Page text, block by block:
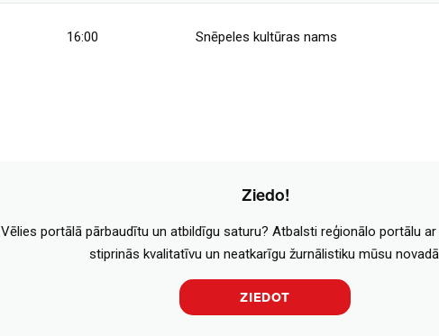
16:00 Snēpeles kultūras nams
Ziedo!
Vēlies portālā pārbaudītu un atbildīgu saturu? Atbalsti reģionālo portālu ar
stiprinās kvalitatīvu un neatkarīgu žurnālistiku mūsu
ZIEDOT